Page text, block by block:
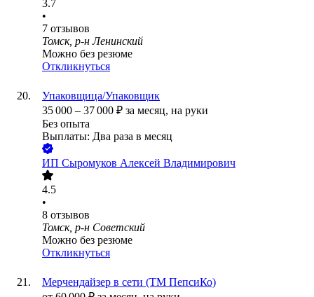
3.7
•
7 отзывов
Томск, р-н Ленинский
Можно без резюме
Откликнуться
Упаковщица/Упаковщик
35 000 – 37 000 ₽ за месяц, на руки
Без опыта
Выплаты: Два раза в месяц
ИП Сыромуков Алексей Владимирович
4.5
•
8 отзывов
Томск, р-н Советский
Можно без резюме
Откликнуться
Мерчендайзер в сети (ТМ ПепсиКо)